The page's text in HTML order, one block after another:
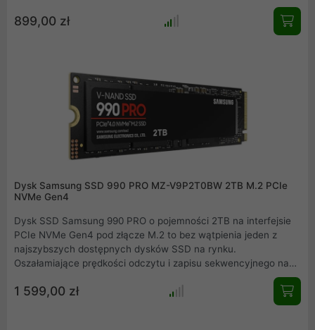
bezkompromisową i najwyższą wydajność zarówno podczas
Wejdź na zupełnie nowy poziom wydajności, który dotąd był
całkowicie poza zasięgiem domowych użytkowników.
Wczytywanie, uruchamianie, zapisywanie nigdy nie było tak
szybkie, jak jest teraz możliwe przy wykorzystaniu dysku
Samsung 990 Pro.
899,00 zł
Dysk Samsung SSD 990 PRO MZ-V9P2T0BW 2TB M.2 PCIe
NVMe Gen4
Dysk SSD Samsung 990 PRO o pojemności 2TB na interfejsie
PCIe NVMe Gen4 pod złącze M.2 to bez wątpienia jeden z
najszybszych dostępnych dysków SSD na rynku.
Oszałamiające prędkości odczytu i zapisu sekwencyjnego na
bezkompromisową i najwyższą wydajność zarówno podczas
1 599,00 zł